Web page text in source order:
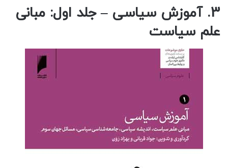
3. آموزش سیاسی – جلد اول: مبانی
علم سیاست